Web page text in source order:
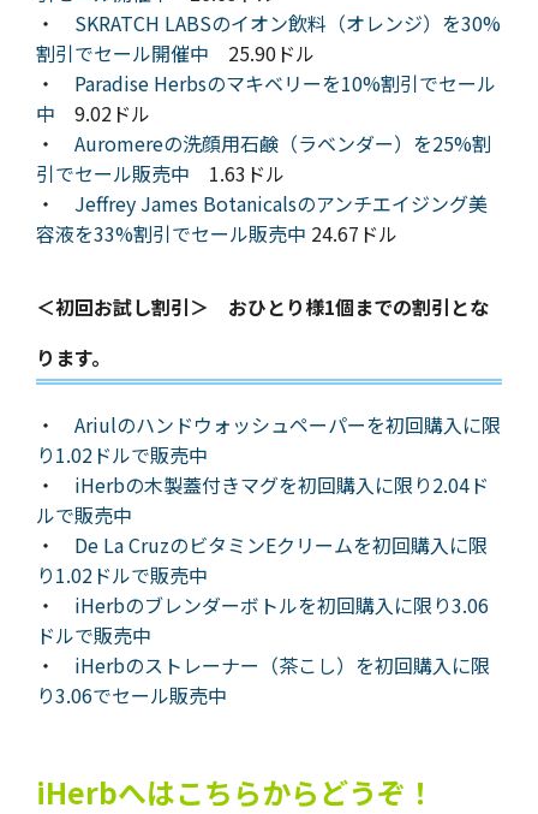
・ SKRATCH LABSのイオン飲料（オレンジ）を30%
割引でセール開催中 25.90ドル
・ Paradise Herbsのマキベリーを10%割引でセール
中 9.02ドル
・ Auromereの洗顔用石鹸（ラベンダー）を25%割
引でセール販売中 1.63ドル
・ Jeffrey James Botanicalsのアンチエイジング美
容液を33%割引でセール販売中 24.67ドル
＜初回お試し割引＞ おひとり様1個までの割引とな
ります。
・ Ariulのハンドウォッシュペーパーを初回購入に限
り1.02ドルで販売中
・ iHerbの木製蓋付きマグを初回購入に限り2.04ド
ルで販売中
・ De La CruzのビタミンEクリームを初回購入に限
り1.02ドルで販売中
・ iHerbのブレンダーボトルを初回購入に限り3.06
ドルで販売中
・ iHerbのストレーナー（茶こし）を初回購入に限
り3.06でセール販売中
iHerbへはこちらからどうぞ！